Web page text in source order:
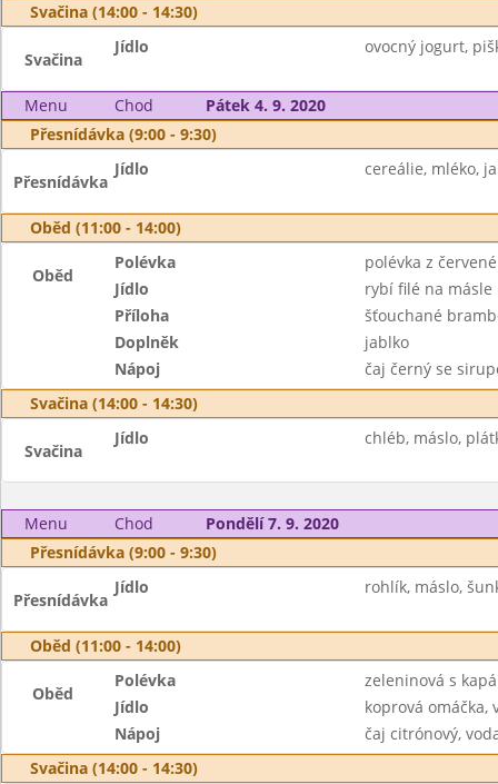
Svačina (14:00 - 14:30)
Svačina
Jídlo ovocný jogurt,
Menu Chod
Pátek 4. 9. 2020
Přesnídávka (9:00 - 9:30)
Přesnídávka
Jídlo cereálie, mléko,
Oběd (11:00 - 14:00)
Oběd
Polévka
polévka z
Jídlo
rybí filé na másle
Příloha
šťouchané
Doplněk
jablko
Nápoj
čaj černý se
Svačina (14:00 - 14:30)
Svačina
Jídlo chléb, máslo,
Menu Chod
Pondělí 7. 9. 2020
Přesnídávka (9:00 - 9:30)
Přesnídávka
Jídlo rohlík, máslo,
Oběd (11:00 - 14:00)
Oběd
Polévka
zeleninová s
Jídlo
koprová omáčka,
Nápoj
čaj citrónový,
Svačina (14:00 - 14:30)